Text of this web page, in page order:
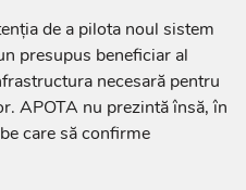
de a pilota noul sistem
presupus beneficiar al
necesară pentru
APOTA nu prezintă însă, în
care să confirme